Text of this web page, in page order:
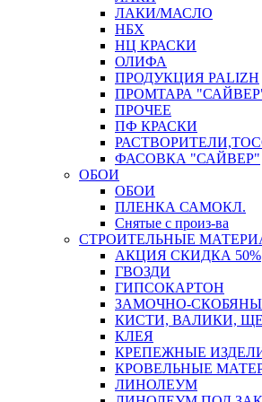
ЛАКИ/МАСЛО
НБХ
НЦ КРАСКИ
ОЛИФА
ПРОДУКЦИЯ PALIZH
ПРОМТАРА
ПРОЧЕЕ
ПФ КРАСКИ
ФАСОВКА "САЙВЕР"
ОБОИ
ОБОИ
ПЛЕНКА САМОКЛ.
Снятые с произ-ва
СТРОИТЕЛЬНЫЕ
АКЦИЯ СКИДКА 50%
ГВОЗДИ
ГИПСОКАРТОН
ЗАМОЧНО-
КИСТИ, ВАЛИКИ,
КЛЕЯ
КРЕПЕЖНЫЕ
КРОВЕЛЬНЫЕ
ЛИНОЛЕУМ